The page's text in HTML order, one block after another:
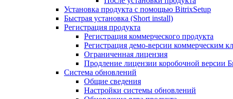
Установка продукта с помощью BitrixSetup
Быстрая установка (Short install)
Регистрация продукта
Регистрация коммерческого продукта
Регистрация демо-версии коммерческим
Ограниченная лицензия
Продление лицензии коробочной версии
Система обновлений
Общие сведения
Настройки системы обновлений